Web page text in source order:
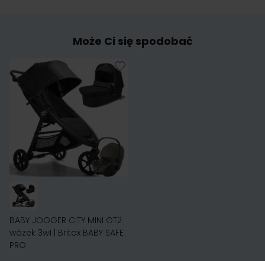
Może Ci się spodobać
BABY JOGGER CITY MINI GT2
wózek 3w1 | Britax BABY SAFE
PRO